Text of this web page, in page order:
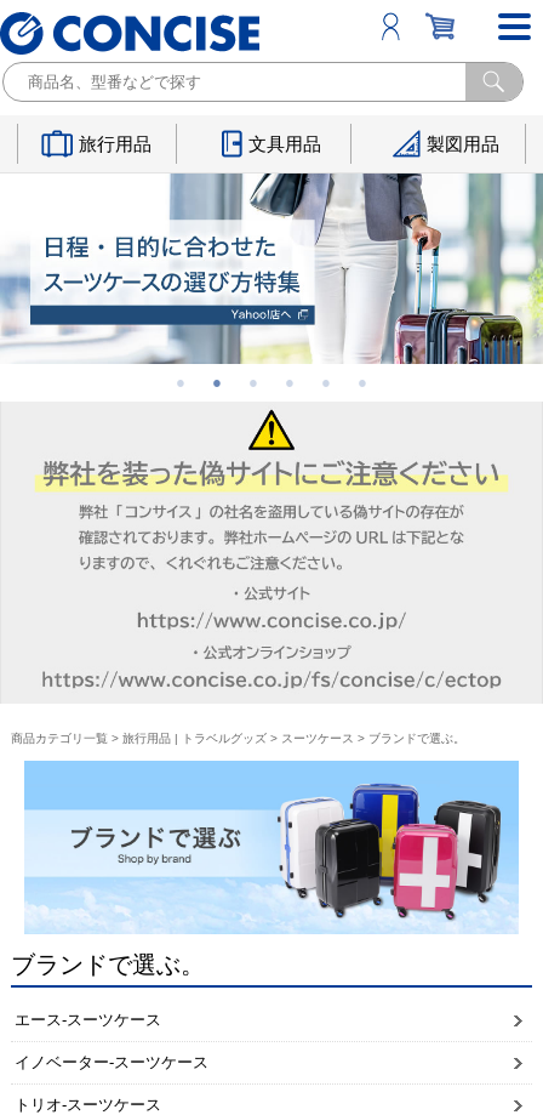
旅行用品 文具用品 製図用品
商品カテゴリ一覧 > 旅行用品 | トラベルグッズ> スーツケース > ブランドで選ぶ。
ブランドで選ぶ。
エース-スーツケース
イノベーター-スーツケース
トリオ-スーツケース